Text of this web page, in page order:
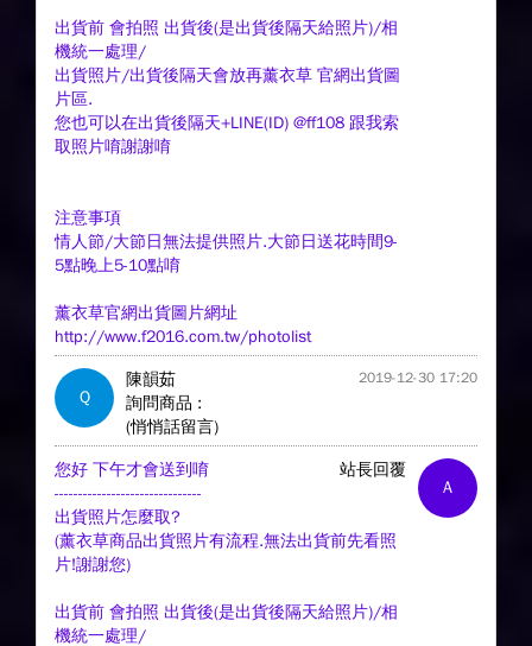
出貨前 會拍照 出貨後(是出貨後隔天給照片)/相
機統一處理/
出貨照片/出貨後隔天會放再薰衣草 官網出貨圖
片區.
您也可以在出貨後隔天+LINE(ID) @ff108 跟我索
取照片唷謝謝唷
注意事項
情人節/大節日無法提供照片.大節日送花時間9-
5點晚上5-10點唷
薰衣草官網出貨圖片網址
http://www.f2016.com.tw/photolist
Q
陳韻茹 2019-12-30 17:20
詢問商品 :
(悄悄話留言)
A
站長回覆
您好 下午才會送到唷
-------------------------------
出貨照片怎麼取?
(薰衣草商品出貨照片有流程.無法出貨前先看照
片!謝謝您)
出貨前 會拍照 出貨後(是出貨後隔天給照片)/相
機統一處理/